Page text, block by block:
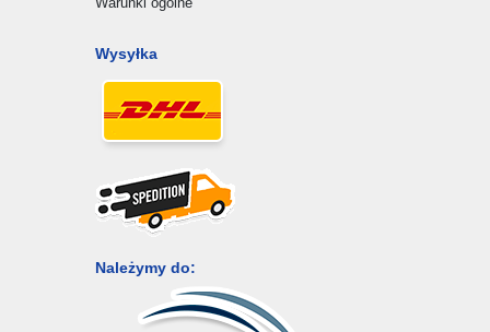
Wysyłka
Należymy do: